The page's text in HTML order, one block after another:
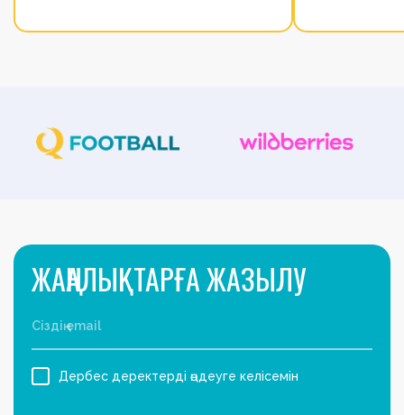
ЖАҢАЛЫҚТАРҒА ЖАЗЫЛУ
Дербес деректерді өңдеуге келісемін